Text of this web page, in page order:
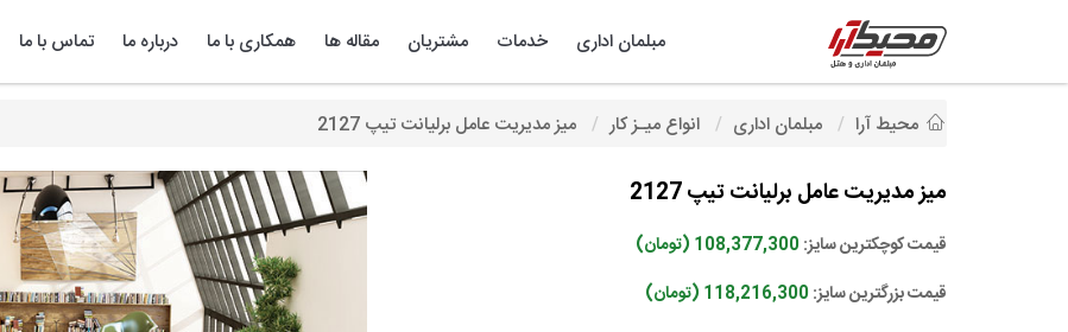
مبلمان اداری خدمات مشتریان مقاله ها همکاری با ما درباره ما تماس با ما
محیط آرا مبلمان اداری انواع میـز کار میز مدیریت عامل برلیانت تیپ 2127
میز مدیریت عامل برلیانت تیپ 2127
قیمت کوچکترین سایز: 108,377,300 (تومان)
قیمت بزرگترین سایز: 118,216,300 (تومان)